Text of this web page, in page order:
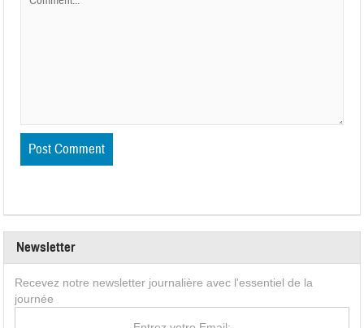
Newsletter
Recevez notre newsletter journalière avec l'essentiel de la
journée